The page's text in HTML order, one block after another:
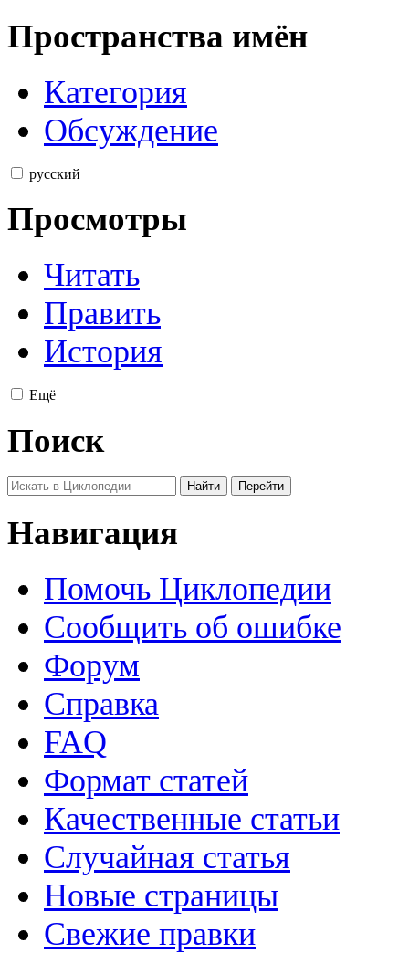
Пространства имён
Категория
Обсуждение
русский
Просмотры
Читать
Править
История
Ещё
Поиск
Навигация
Помочь Циклопедии
Сообщить об ошибке
Форум
Справка
FAQ
Формат статей
Качественные статьи
Случайная статья
Новые страницы
Свежие правки